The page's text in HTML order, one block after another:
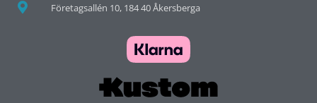
Företagsallén 10, 184 40 Åkersberga